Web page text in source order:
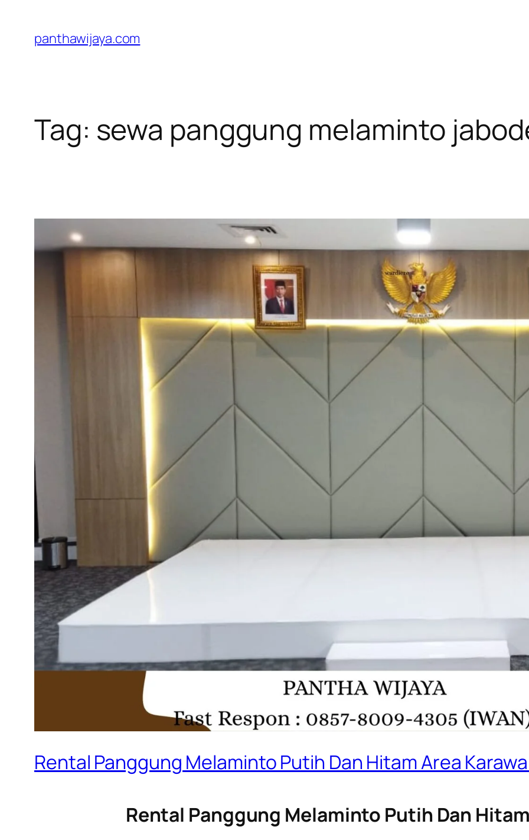
konten
panthawijaya.com
Tag: sewa panggung melaminto
Rental Panggung Melaminto Putih Dan Hitam Area
Rental Panggung Melaminto Putih Dan